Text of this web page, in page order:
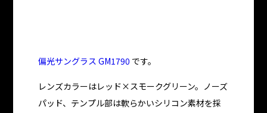
偏光サングラス GM1790 です。
レンズカラーはレッド×スモークグリーン。ノーズ
パッド、テンプル部は軟らかいシリコン素材を採